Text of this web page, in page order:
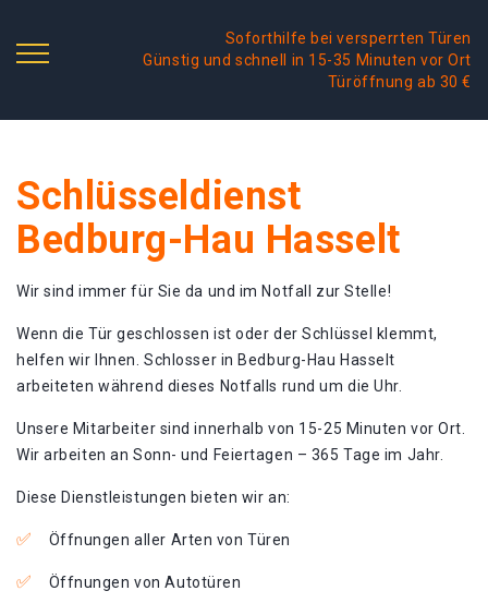
Soforthilfe bei versperrten Türen
Günstig und schnell in 15-35 Minuten vor Ort
Türöffnung ab 30 €
Schlüsseldienst
Bedburg-Hau Hasselt
Wir sind immer für Sie da und im Notfall zur Stelle!
Wenn die Tür geschlossen ist oder der Schlüssel klemmt,
helfen wir Ihnen. Schlosser in Bedburg-Hau Hasselt
arbeiteten während dieses Notfalls rund um die Uhr.
Unsere Mitarbeiter sind innerhalb von 15-25 Minuten vor Ort.
Wir arbeiten an Sonn- und Feiertagen – 365 Tage im Jahr.
Diese Dienstleistungen bieten wir an:
Öffnungen aller Arten von Türen
Öffnungen von Autotüren